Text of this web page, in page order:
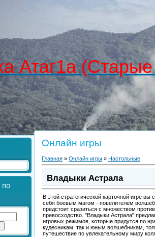
Атаг1а
по
Онлайн игры
Главная » Онлайн игры » Настольные
Владыки Астрала
В этой стратегической карточной игре вы
себя боевым магом - повелителем
предстоит сразиться с множеством
превосходство. "Владыки Астрала"
игровых режимов, которые придутся по
кудесникам, так и юным волшебникам,
путешествие по увлекательному миру